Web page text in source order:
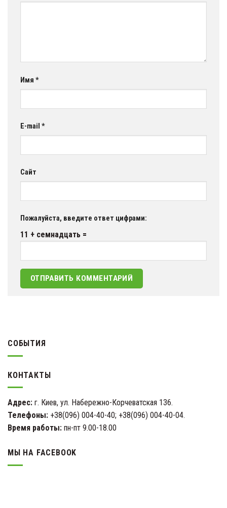
Имя *
E-mail *
Сайт
Пожалуйста, введите ответ цифрами:
11 + семнадцать =
СОБЫТИЯ
КОНТАКТЫ
Адрес: г. Киев, ул. Набережно-Корчеватская 136.
Телефоны: +38(096) 004-40-40; +38(096) 004-40-04.
Время работы: пн-пт 9.00-18.00
МЫ НА FACEBOOK